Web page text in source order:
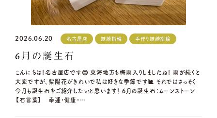
2026.06.20 名古屋店 結婚指輪 手作り結婚指輪
6月の誕生石
こんにちは！名古屋店です😊 東海地方も梅雨入りしましたね！ 雨が続くと
大変ですが、紫陽花がきれいで私は好きな季節です🐌 それではさっそく
今月も誕生石をご紹介したいと思います！ 6月の誕生石：ムーンストーン
【石言葉】 幸運・健康・…